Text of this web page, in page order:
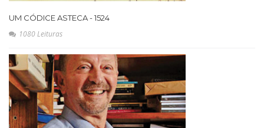
UM CÓDICE ASTECA - 1524
1080 Leituras